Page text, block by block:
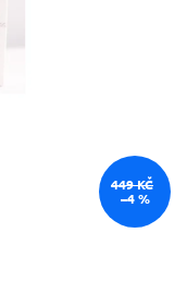
449 KČ
–4 %